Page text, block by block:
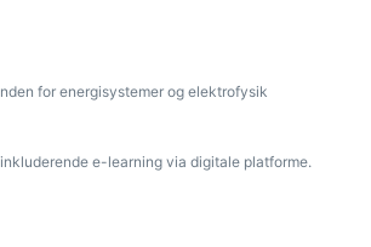
for energisystemer og elektrofysik
e-learning via digitale platforme.